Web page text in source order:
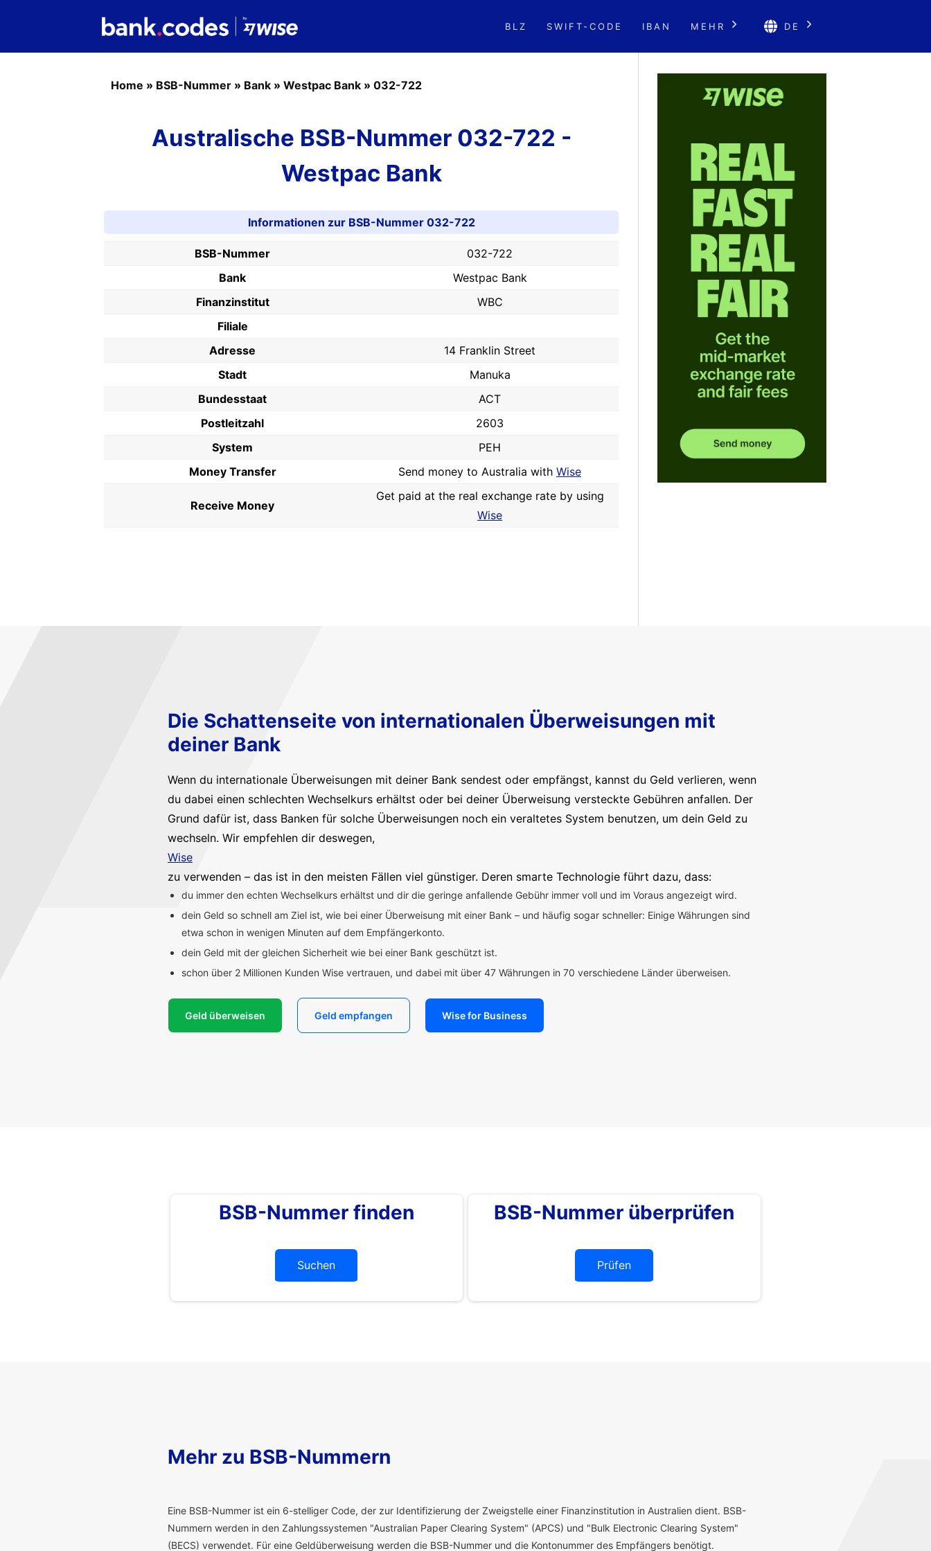
BLZ SWIFT-CODE IBAN MEHR DE
Home » BSB-Nummer » Bank » Westpac Bank » 032-722
Australische BSB-Nummer 032-722 -
Westpac Bank
Informationen zur BSB-Nummer 032-722
BSB-Nummer
032-722
Bank
Westpac Bank
Finanzinstitut
WBC
Filiale
Adresse
14 Franklin Street
Stadt
Manuka
Bundesstaat
ACT
Postleitzahl
2603
System
PEH
Money Transfer
Send money to Australia with Wise
Receive Money
Get paid at the real exchange rate by using
Wise
Die Schattenseite von internationalen Überweisungen mit
deiner Bank
Wenn du internationale Überweisungen mit deiner Bank sendest oder empfängst, kannst du Geld verlieren, wenn
du dabei einen schlechten Wechselkurs erhältst oder bei deiner Überweisung versteckte Gebühren anfallen. Der
Grund dafür ist, dass Banken für solche Überweisungen noch ein veraltetes System benutzen, um dein Geld zu
wechseln. Wir empfehlen dir deswegen,
Wise
zu verwenden – das ist in den meisten Fällen viel günstiger. Deren smarte Technologie führt dazu, dass:
du immer den echten Wechselkurs erhältst und dir die geringe anfallende Gebühr immer voll und im Voraus angezeigt wird.
dein Geld so schnell am Ziel ist, wie bei einer Überweisung mit einer Bank – und häufig sogar schneller: Einige Währungen sind
etwa schon in wenigen Minuten auf dem Empfängerkonto.
dein Geld mit der gleichen Sicherheit wie bei einer Bank geschützt ist.
schon über 2 Millionen Kunden Wise vertrauen, und dabei mit über 47 Währungen in 70 verschiedene Länder überweisen.
Geld überweisen Geld empfangen Wise for Business
BSB-Nummer finden
Suchen
BSB-Nummer überprüfen
Prüfen
Mehr zu BSB-Nummern
Eine BSB-Nummer ist ein 6-stelliger Code, der zur Identifizierung der Zweigstelle einer Finanzinstitution in Australien dient. BSB-
Nummern werden in den Zahlungssystemen "Australian Paper Clearing System" (APCS) und "Bulk Electronic Clearing System"
(BECS) verwendet. Für eine Geldüberweisung werden die BSB-Nummer und die Kontonummer des Empfängers benötigt.